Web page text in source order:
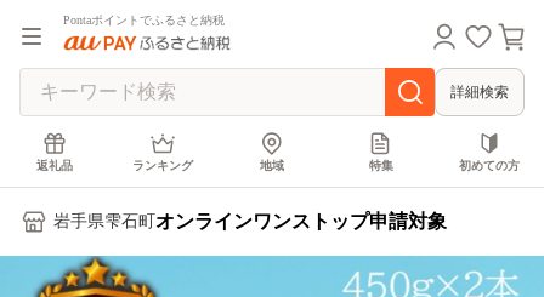
Pontaポイントでふるさと納税
詳細検索
返礼品 ランキング 地域 特集 初めての方
岩手県雫石町 オンラインワンストップ申請対象